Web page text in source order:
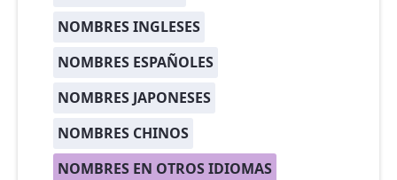
NOMBRES INGLESES
NOMBRES ESPAÑOLES
NOMBRES JAPONESES
NOMBRES CHINOS
NOMBRES EN OTROS IDIOMAS